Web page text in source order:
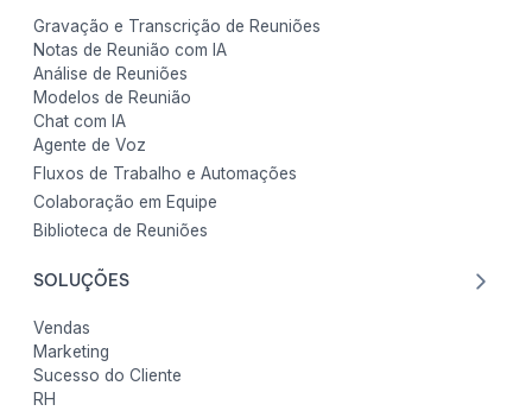
Gravação e Transcrição de Reuniões
Notas de Reunião com IA
Análise de Reuniões
Modelos de Reunião
Chat com IA
Agente de Voz
Fluxos de Trabalho e Automações
Colaboração em Equipe
Biblioteca de Reuniões
SOLUÇÕES
Vendas
Marketing
Sucesso do Cliente
RH